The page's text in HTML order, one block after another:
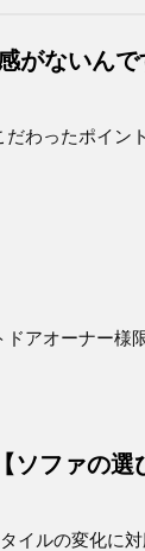
がないんで
わったポイン
アオーナー様
ファの選
イルの変化に